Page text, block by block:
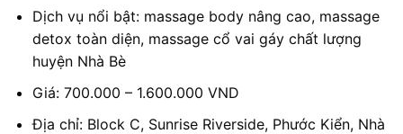
Dịch vụ nổi bật: massage body nâng cao, massage
detox toàn diện, massage cổ vai gáy chất lượng
huyện Nhà Bè
Giá: 700.000 – 1.600.000 VND
Địa chỉ: Block C, Sunrise Riverside, Phước Kiển, Nhà